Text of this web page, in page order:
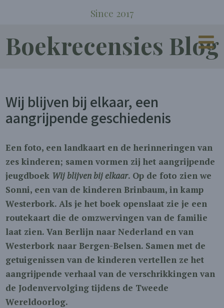
Since 2017
Boekrecensies Blog
Wij blijven bij elkaar, een
aangrijpende geschiedenis
Een foto, een landkaart en de herinneringen van
zes kinderen; samen vormen zij het aangrijpende
jeugdboek Wij blijven bij elkaar. Op de foto zien we
Sonni, een van de kinderen Brinbaum, in kamp
Westerbork. Als je het boek openslaat zie je een
routekaart die de omzwervingen van de familie
laat zien. Van Berlijn naar Nederland en van
Westerbork naar Bergen-Belsen. Samen met de
getuigenissen van de kinderen vertellen ze het
aangrijpende verhaal van de verschrikkingen van
de Jodenvervolging tijdens de Tweede
Wereldoorlog.